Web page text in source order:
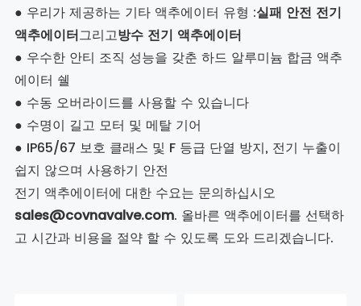
● 우리가 제공하는 기타 액추에이터 유형 :실패 안전 전기
액추에이터그리고방수 전기 액추에이터
● 우수한 안티 조직 성능을 갖춘 하드 알루미늄 합금 액추
에이터 쉘
● 수동 오버라이드를 사용할 수 있습니다
● 수명이 길고 모터 및 메탈 기어
● IP65/67 보호 클래스 및 F 등급 단열 방지, 전기 누출이
쉽지 않으며 사용하기 안전
전기 액추에이터에 대한 수요는 문의하십시오
sales@covnavalve.com. 올바른 액추에이터를 선택하
고 시간과 비용을 절약 할 수 있도록 도와 드리겠습니다.